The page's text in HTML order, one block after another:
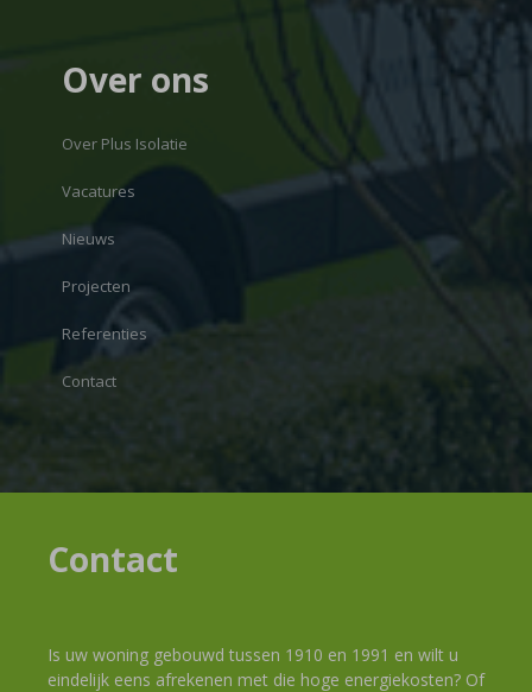
Over ons
Over Plus Isolatie
Vacatures
Nieuws
Projecten
Referenties
Contact
Contact
Is uw woning gebouwd tussen 1910 en 1991 en wilt u
eindelijk eens afrekenen met die hoge energiekosten? Of